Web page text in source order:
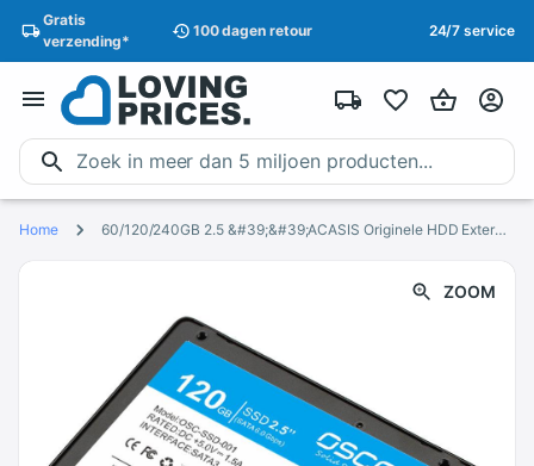
Gratis
verzending*
100 dagen retour 24/7 service
Home 60/120/240GB 2.5 &#39;&#39;ACASIS Originele HDD Externe Harde Schijf Draagbare Schijf Opslag USB2.0 Hebben Power schakelaar Op Verkoop
ZOOM